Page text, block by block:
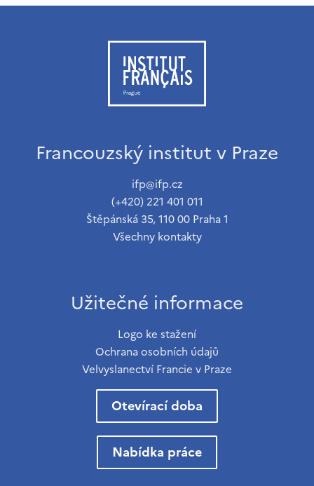
Francouzský institut v Praze
ifp@ifp.cz
(+420) 221 401 011
Štěpánská 35, 110 00 Praha 1
Všechny kontakty
Užitečné informace
Logo ke stažení
Ochrana osobních údajů
Velvyslanectví Francie v Praze
Otevírací doba
Nabídka práce